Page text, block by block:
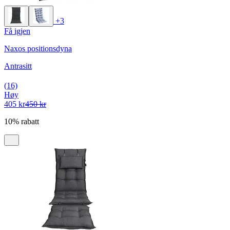
+3
Få igjen
Naxos positionsdyna
Antrasitt
(16)
Høy
405 kr450 kr
10% rabatt